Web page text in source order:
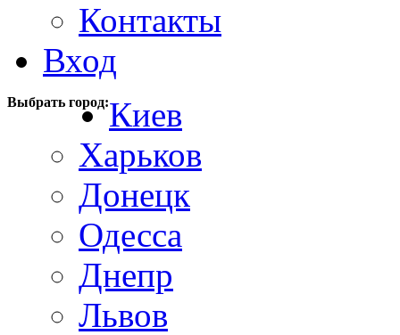
Контакты
Вход
Выбрать город:Киев
Харьков
Донецк
Одесса
Днепр
Львов